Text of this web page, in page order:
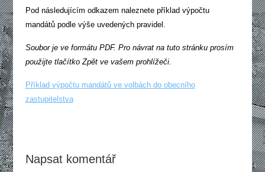
Pod následujícím odkazem naleznete příklad výpočtu
mandátů podle výše uvedených pravidel.
Soubor je ve formátu PDF. Pro návrat na tuto stránku prosím
použijte tlačítko Zpět ve vašem prohlížeči.
Příklad výpočtu mandátů ve volbách do obecního
zastupitelstva
Napsat komentář